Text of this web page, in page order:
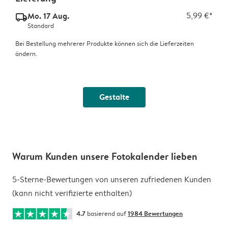
delivery_standard_v2Mo. 17 Aug. 5,99 €*
Standard
Bei Bestellung mehrerer Produkte können sich die Lieferzeiten
ändern.
Gestalte
Warum Kunden unsere Fotokalender lieben
5-Sterne-Bewertungen von unseren zufriedenen Kunden
(kann nicht verifizierte enthalten)
4.7 basierend auf1984 Bewertungen